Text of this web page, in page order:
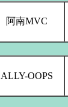
阿南MVC
ALLY-OOPS